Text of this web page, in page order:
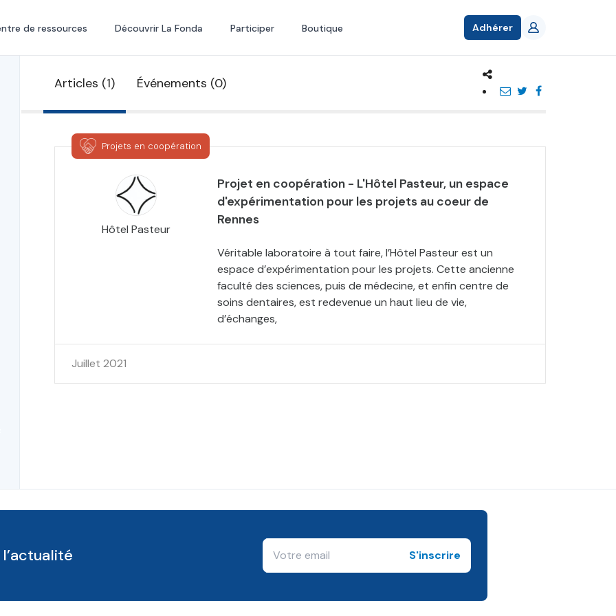
de ressources Découvrir La Fonda Participer Boutique Adhérer
Articles (1) Événements (0)
Projets en coopération
Hôtel Pasteur
Projet en coopération - L'Hôtel Pasteur, un espace
d'expérimentation pour les projets au coeur de
Rennes
Véritable laboratoire à tout faire, l’Hôtel Pasteur est un
espace d’expérimentation pour les projets. Cette ancienne
faculté des sciences, puis de médecine, et enfin centre de
soins dentaires, est redevenue un haut lieu de vie,
d’échanges,
Juillet 2021